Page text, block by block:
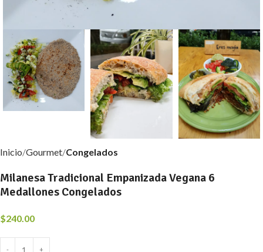
Inicio Gourmet Congelados
Milanesa Tradicional Empanizada Vegana 6
Medallones Congelados
$240.00